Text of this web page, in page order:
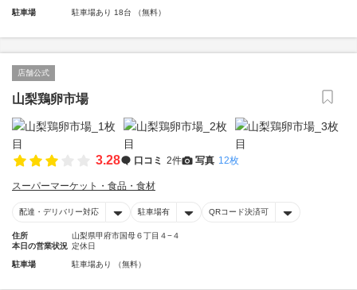
駐車場 駐車場あり 18台 （無料）
店舗公式
山梨鶏卵市場
3.28 口コミ 2件 写真 12枚
スーパーマーケット・食品・食材
配達・デリバリー対応 駐車場有 QRコード決済可
住所
山梨県甲府市国母６丁目４−４
本日の営業状況 定休日
駐車場 駐車場あり （無料）